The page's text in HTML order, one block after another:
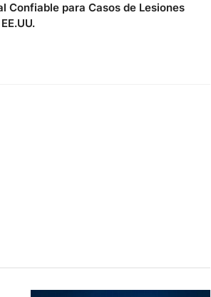
Confiable para Casos de Lesiones